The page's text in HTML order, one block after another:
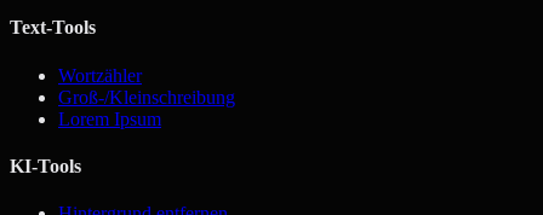
Text-Tools
Wortzähler
Groß-/Kleinschreibung
Lorem Ipsum
KI-Tools